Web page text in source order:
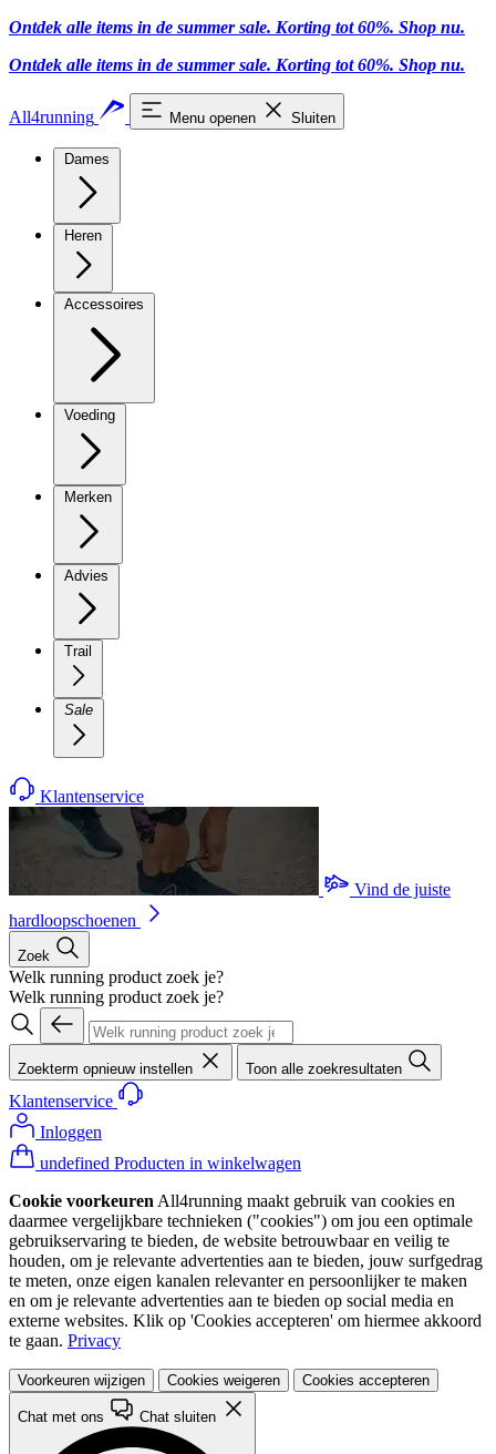
Ontdek alle items in de summer sale. Korting tot 60%. Shop nu.
Ontdek alle items in de summer sale. Korting tot 60%. Shop nu.
All4running Menu openen Sluiten
Dames
Heren
Accessoires
Voeding
Merken
Advies
Trail
Sale
Klantenservice
Vind de juiste
hardloopschoenen
Zoek
Welk running product zoek je?
Welk running product zoek je?
Zoekterm opnieuw instellen Toon alle zoekresultaten
Klantenservice
Inloggen
undefined Producten in winkelwagen
Cookie voorkeuren All4running maakt gebruik van cookies en
daarmee vergelijkbare technieken ("cookies") om jou een optimale
gebruikservaring te bieden, de website betrouwbaar en veilig te
houden, om je relevante advertenties aan te bieden, jouw surfgedrag
te meten, onze eigen kanalen relevanter en persoonlijker te maken
en om je relevante advertenties aan te bieden op social media en
externe websites. Klik op 'Cookies accepteren' om hiermee akkoord
te gaan. Privacy
Voorkeuren wijzigen Cookies weigeren Cookies accepteren
Chat met ons Chat sluiten